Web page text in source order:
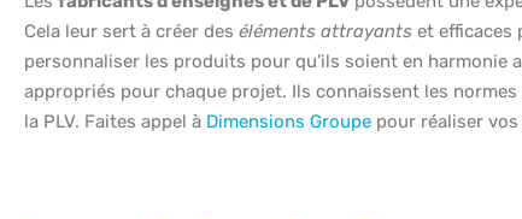
Cela leur sert à créer des éléments attrayants et efficaces
personnaliser les produits pour qu’ils soient en
appropriés pour chaque projet. Ils connaissent les
la PLV. Faites appel à Dimensions Groupe pour réaliser